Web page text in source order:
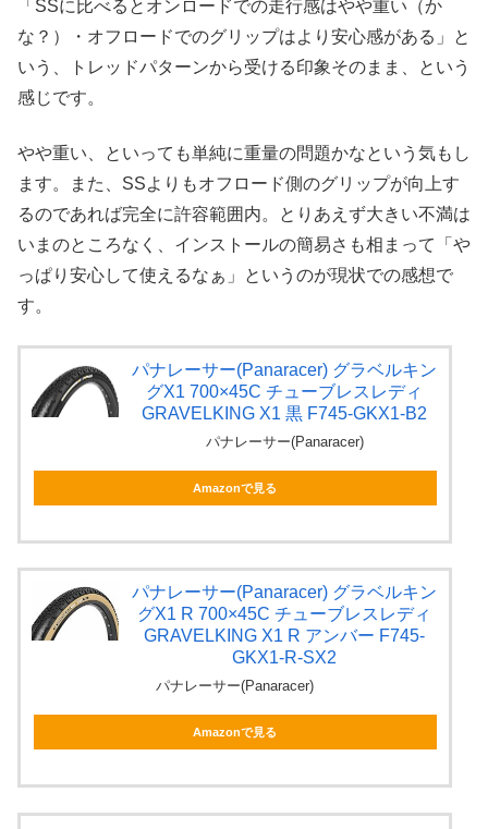
「SSに比べるとオンロードでの走行感はやや重い（か
な？）・オフロードでのグリップはより安心感がある」と
いう、トレッドパターンから受ける印象そのまま、という
感じです。
やや重い、といっても単純に重量の問題かなという気もし
ます。また、SSよりもオフロード側のグリップが向上す
るのであれば完全に許容範囲内。とりあえず大きい不満は
いまのところなく、インストールの簡易さも相まって「や
っぱり安心して使えるなぁ」というのが現状での感想で
す。
パナレーサー(Panaracer) グラベルキン
グX1 700×45C チューブレスレディ
GRAVELKING X1 黒 F745-GKX1-B2
パナレーサー(Panaracer)
Amazonで見る
パナレーサー(Panaracer) グラベルキン
グX1 R 700×45C チューブレスレディ
GRAVELKING X1 R アンバー F745-
GKX1-R-SX2
パナレーサー(Panaracer)
Amazonで見る